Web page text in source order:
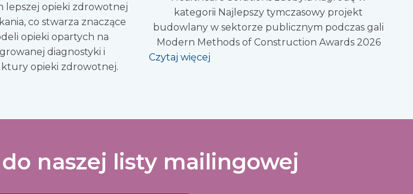
lepszej opieki zdrowotnej
co stwarza znaczące
opieki opartych na
diagnostyki i
opieki zdrowotnej.
kategorii Najlepszy tymczasowy projekt
budowlany w sektorze publicznym podczas gali
Modern Methods of Construction Awards 2026
Czytaj więcej
naszej listy mailingowej